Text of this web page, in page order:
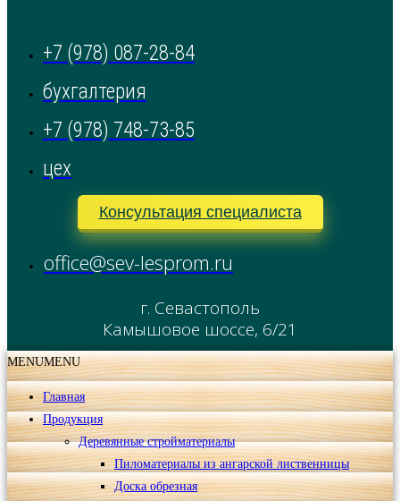
+7 (978) 087-28-84
бухгалтерия
+7 (978) 748-73-85
цех
Консультация специалиста
office@sev-lesprom.ru
г. Севастополь
Камышовое шоссе, 6/21
MENUMENU
Главная
Продукция
Деревянные стройматериалы
Пиломатериалы из ангарской лиственницы
Доска обрезная